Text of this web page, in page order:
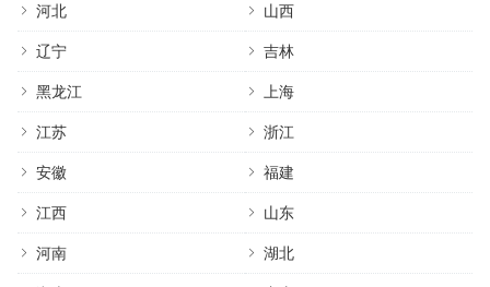
河北 山西
辽宁 吉林
黑龙江 上海
江苏 浙江
安徽 福建
江西 山东
河南 湖北